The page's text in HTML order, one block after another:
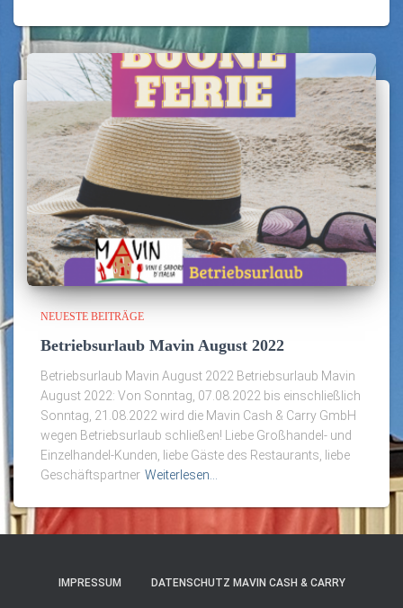
NEUESTE BEITRÄGE
Betriebsurlaub Mavin August 2022
Betriebsurlaub Mavin August 2022 Betriebsurlaub Mavin
August 2022: Von Sonntag, 07.08.2022 bis einschließlich
Sonntag, 21.08.2022 wird die Mavin Cash & Carry GmbH
wegen Betriebsurlaub schließen! Liebe Großhandel- und
Einzelhandel-Kunden, liebe Gäste des Restaurants, liebe
Geschäftspartner Weiterlesen…
IMPRESSUM DATENSCHUTZ MAVIN CASH & CARRY